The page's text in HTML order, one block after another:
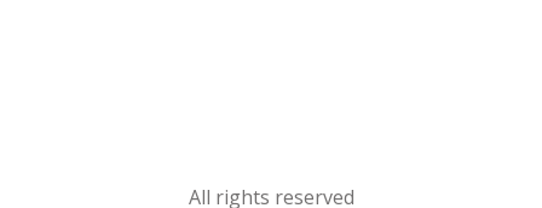
All rights reserved